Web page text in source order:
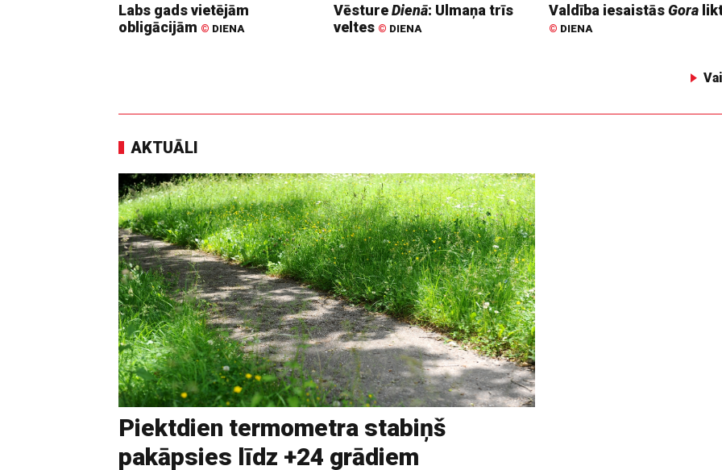
Labs gads vietējām
obligācijām © DIENA
VēstureDienā: Ulmaņa trīs
veltes © DIENA
Valdība iesaistāsGora
© DIENA
AKTUĀLI
Piektdien termometra stabiņš
pakāpsies līdz +24 grādiem